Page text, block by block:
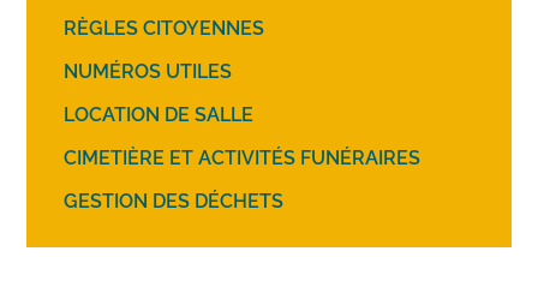
RÈGLES CITOYENNES
NUMÉROS UTILES
LOCATION DE SALLE
CIMETIÈRE ET ACTIVITÉS FUNÉRAIRES
GESTION DES DÉCHETS